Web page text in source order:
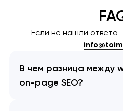
Если не нашли ответа
В чем разница между
on-page SEO?